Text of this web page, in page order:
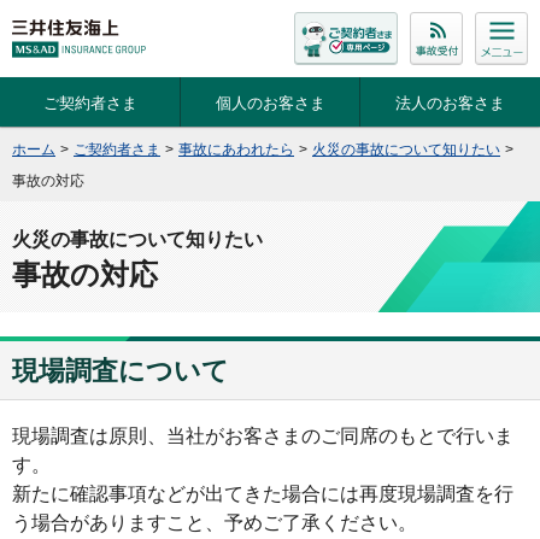
ご契約者さま 個人のお客さま 法人のお客さま
ホーム > ご契約者さま > 事故にあわれたら > 火災の事故について知りたい >
事故の対応
火災の事故について知りたい
事故の対応
現場調査について
現場調査は原則、当社がお客さまのご同席のもとで行いま
す。
新たに確認事項などが出てきた場合には再度現場調査を行
う場合がありますこと、予めご了承ください。